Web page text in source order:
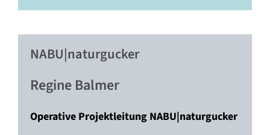
NABU|naturgucker
Regine Balmer
Operative Projektleitung NABU|naturgucker